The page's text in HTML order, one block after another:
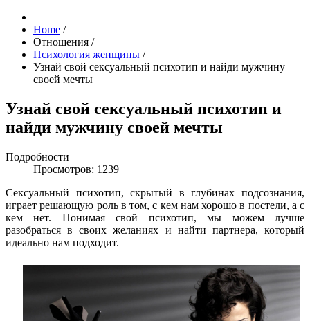
Home /
Отношения /
Психология женщины /
Узнай свой сексуальный психотип и найди мужчину
своей мечты
Узнай свой сексуальный психотип и
найди мужчину своей мечты
Подробности
Просмотров: 1239
Сексуальный психотип, скрытый в глубинах подсознания,
играет решающую роль в том, с кем нам хорошо в постели, а с
кем нет. Понимая свой психотип, мы можем лучше
разобраться в своих желаниях и найти партнера, который
идеально нам подходит.